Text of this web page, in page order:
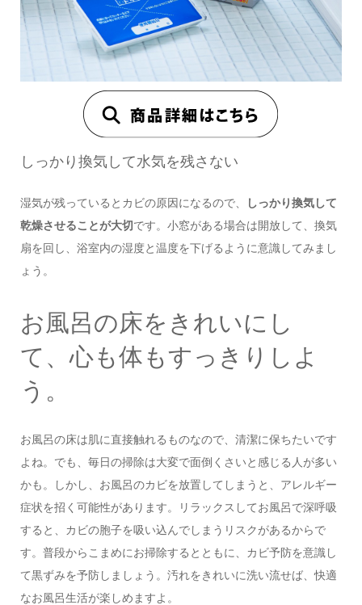
しっかり換気して水気を残さない
湿気が残っているとカビの原因になるので、
しっかり換気して
乾燥させることが大切です。小窓がある場合は開放して、換気
扇を回し、浴室内の湿度と温度を下げるように意識してみまし
ょう。
お風呂の床をきれいにし
て、心も体もすっきりしよ
う。
お風呂の床は肌に直接触れるものなので、清潔に保ちたいです
よね。でも、毎日の掃除は大変で面倒くさいと感じる人が多い
かも。しかし、お風呂のカビを放置してしまうと、アレルギー
症状を招く可能性があります。リラックスしてお風呂で深呼吸
すると、カビの胞子を吸い込んでしまうリスクがあるからで
す。普段からこまめにお掃除するとともに、カビ予防を意識し
て黒ずみを予防しましょう。汚れをきれいに洗い流せば、快適
なお風呂生活が楽しめますよ。